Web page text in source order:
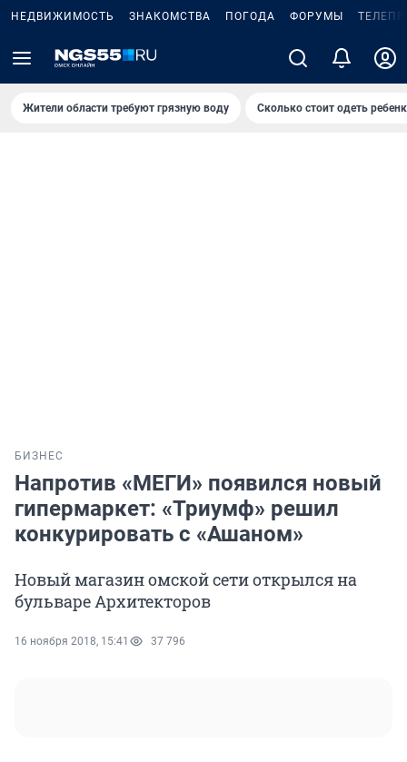
НЕДВИЖИМОСТЬ ЗНАКОМСТВА ПОГОДА ФОРУМЫ
Жители области требуют грязную воду Сколько стоит одеть
БИЗНЕС
Напротив «МЕГИ» появился новый
гипермаркет: «Триумф» решил
конкурировать с «Ашаном»
Новый магазин омской сети открылся на
бульваре Архитекторов
16 ноября 2018, 15:41 37 796